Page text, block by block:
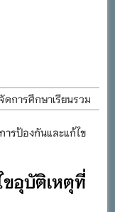
การศึกษาเรียนรวม
รจัดการศึกษาและ
ถมศึกษาภูเก็ต
พานพุ่ม และจุด
ารป้องกันและแก้ไข
อุบัติเหตุที่